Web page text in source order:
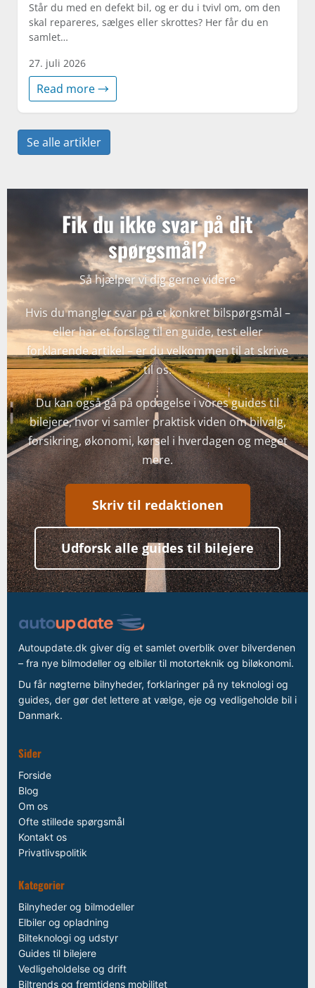
Står du med en defekt bil, og er du i tvivl om, om den
skal repareres, sælges eller skrottes? Her får du en
samlet…
27. juli 2026
Read more →
Se alle artikler
Fik du ikke svar på dit
spørgsmål?
Så hjælper vi dig gerne videre
Hvis du mangler svar på et konkret bilspørgsmål –
eller har et forslag til en guide, test eller
forklarende artikel – er du velkommen til at skrive
til os.
Du kan også gå på opdagelse i vores guides til
bilejere, hvor vi samler praktisk viden om bilvalg,
forsikring, økonomi, kørsel i hverdagen og meget
mere.
Skriv til redaktionen
Udforsk alle guides til bilejere
Autoupdate.dk giver dig et samlet overblik over bilverdenen
– fra nye bilmodeller og elbiler til motorteknik og biløkonomi.
Du får nøgterne bilnyheder, forklaringer på ny teknologi og
guides, der gør det lettere at vælge, eje og vedligeholde bil i
Danmark.
Sider
Forside
Blog
Om os
Ofte stillede spørgsmål
Kontakt os
Privatlivspolitik
Kategorier
Bilnyheder og bilmodeller
Elbiler og opladning
Bilteknologi og udstyr
Guides til bilejere
Vedligeholdelse og drift
Biltrends og fremtidens mobilitet